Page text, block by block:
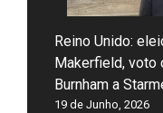
Reino Unido:
Makerfield, voto
Burnham a
19 de Junho, 2026